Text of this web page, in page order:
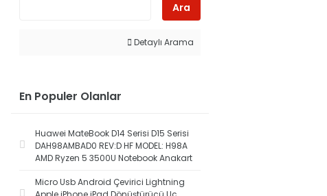
Ara
Detaylı Arama
En Populer Olanlar
Huawei MateBook D14 Serisi D15 Serisi
DAH98AMBAD0 REV:D HF MODEL: H98A
AMD Ryzen 5 3500U Notebook Anakart
Micro Usb Android Çevirici Lightning